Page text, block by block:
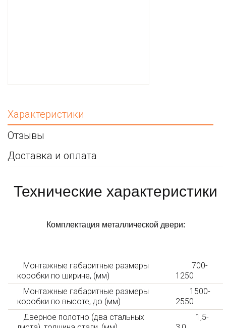
Характеристики
Отзывы
Доставка и оплата
Технические характеристики
Комплектация металлической двери:
Монтажные габаритные размеры
коробки по ширине, (мм)
700-
1250
Монтажные габаритные размеры
коробки по высоте, до (мм)
1500-
2550
Дверное полотно (два стальных
1,5-